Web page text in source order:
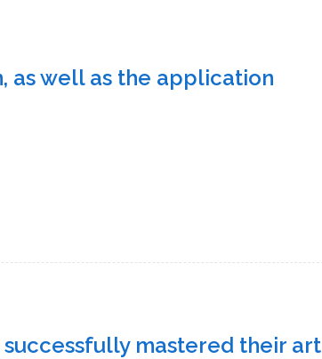
as well as the application
mastered their art